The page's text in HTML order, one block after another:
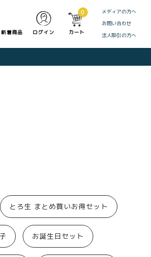
新着商品 ログイン
0
カート
メディアの方へ
お問い合わせ
法人取引の方へ
CLOSE
とろ生 まとめ買いお得セット
お誕生日セット